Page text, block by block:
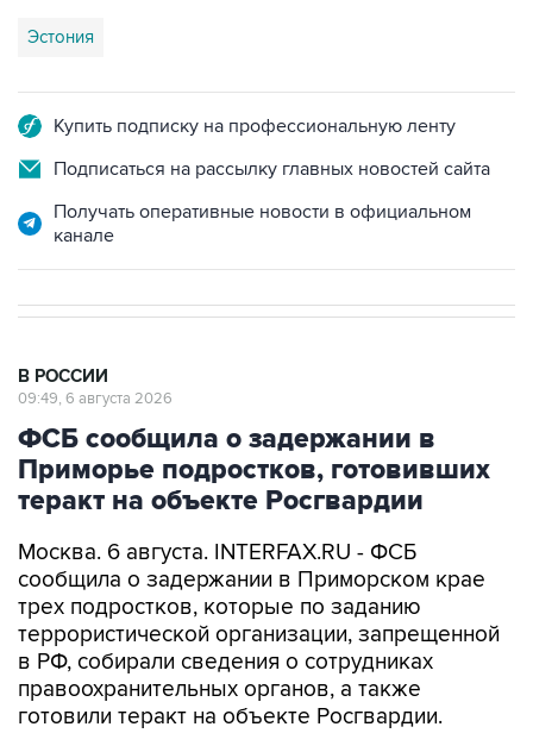
Эстония
Купить подписку на профессиональную ленту
Подписаться на рассылку главных новостей сайта
Получать оперативные новости в официальном
канале
В РОССИИ
09:49, 6 августа 2026
ФСБ сообщила о задержании в
Приморье подростков, готовивших
теракт на объекте Росгвардии
Москва. 6 августа. INTERFAX.RU - ФСБ
сообщила о задержании в Приморском крае
трех подростков, которые по заданию
террористической организации, запрещенной
в РФ, собирали сведения о сотрудниках
правоохранительных органов, а также
готовили теракт на объекте Росгвардии.